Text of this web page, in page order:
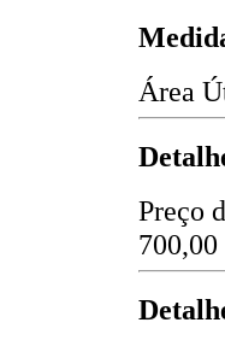
Área
Preço
700,00